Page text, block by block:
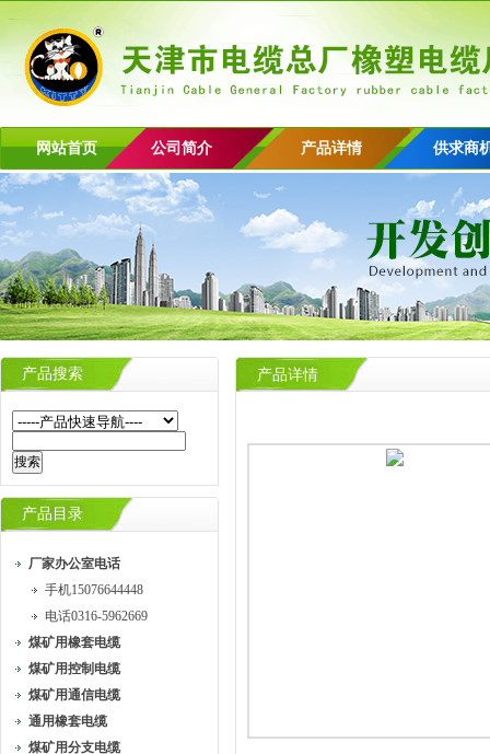
网站首页 公司简介 产品详情 供求商
产品搜索
产品目录
厂家办公室电话
手机15076644448
电话0316-5962669
煤矿用橡套电缆
煤矿用控制电缆
煤矿用通信电缆
通用橡套电缆
煤矿用分支电缆
产品详情